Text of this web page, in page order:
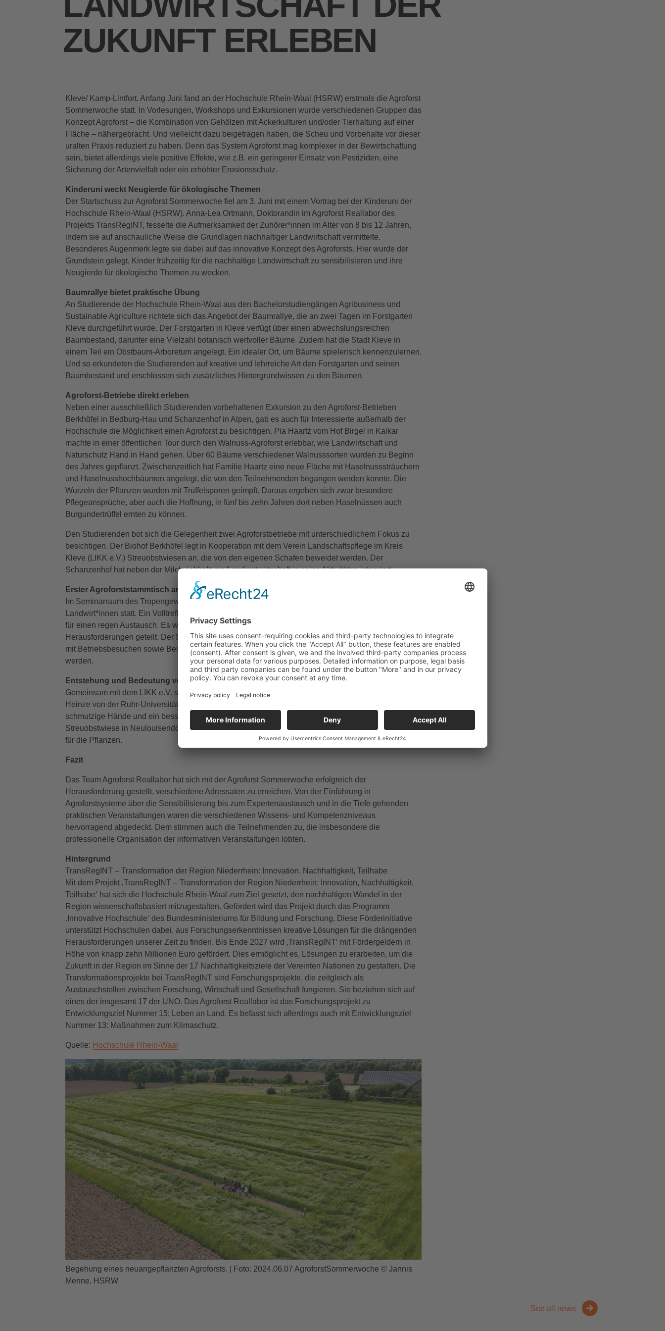
ZUKUNFT ERLEBEN
Kleve/ Kamp-Lintfort. Anfang Juni fand an der Hochschule Rhein-Waal (HSRW) erstmals die Agroforst
Sommerwoche statt. In Vorlesungen, Workshops und Exkursionen wurde verschiedenen Gruppen das
Konzept Agroforst – die Kombination von Gehölzen mit Ackerkulturen und/oder Tierhaltung auf einer
Fläche – nähergebracht. Und vielleicht dazu beigetragen haben, die Scheu und Vorbehalte vor dieser
uralten Praxis reduziert zu haben. Denn das System Agroforst mag komplexer in der Bewirtschaftung
sein, bietet allerdings viele positive Effekte, wie z.B. ein geringerer Einsatz von Pestiziden, eine
Sicherung der Artenvielfalt oder ein erhöhter Erosionsschutz.
Kinderuni weckt Neugierde für ökologische Themen
Der Startschuss zur Agroforst Sommerwoche fiel am 3. Juni mit einem Vortrag bei der Kinderuni der
Hochschule Rhein-Waal (HSRW). Anna-Lea Ortmann, Doktorandin im Agroforst Reallabor des
Projekts TransRegINT, fesselte die Aufmerksamkeit der Zuhörer*innen im Alter von 8 bis 12 Jahren,
indem sie auf anschauliche Weise die Grundlagen nachhaltiger Landwirtschaft vermittelte.
Besonderes Augenmerk legte sie dabei auf das innovative Konzept des Agroforsts. Hier wurde der
Grundstein gelegt, Kinder frühzeitig für die nachhaltige Landwirtschaft zu sensibilisieren und ihre
Neugierde für ökologische Themen zu wecken.
Baumrallye bietet praktische Übung
An Studierende der Hochschule Rhein-Waal aus den Bachelorstudiengängen Agribusiness und
Sustainable Agriculture richtete sich das Angebot der Baumrallye, die an zwei Tagen im Forstgarten
Kleve durchgeführt wurde. Der Forstgarten in Kleve verfügt über einen abwechslungsreichen
Baumbestand, darunter eine Vielzahl botanisch wertvoller Bäume. Zudem hat die Stadt Kleve in
einem Teil ein Obstbaum-Arboretum angelegt. Ein idealer Ort, um Bäume spielerisch kennenzulernen.
Und so erkundeten die Studierenden auf kreative und lehrreiche Art den Forstgarten und seinen
Baumbestand und erschlossen sich zusätzliches Hintergrundwissen zu den Bäumen.
Agroforst-Betriebe direkt erleben
Neben einer ausschließlich Studierenden vorbehaltenen Exkursion zu den Agroforst-Betrieben
Berkhöfel in Bedburg-Hau und Schanzenhof in Alpen, gab es auch für Interessierte außerhalb der
Hochschule die Möglichkeit einen Agroforst zu besichtigen. Pia Haartz vom Hof Birgel in Kalkar
machte in einer öffentlichen Tour durch den Walnuss-Agroforst erlebbar, wie Landwirtschaft und
Naturschutz Hand in Hand gehen. Über 60 Bäume verschiedener Walnusssorten wurden zu Beginn
des Jahres gepflanzt. Zwischenzeitlich hat Familie Haartz eine neue Fläche mit Haselnusssträuchern
und Haselnusshochbäumen angelegt, die von den Teilnehmenden begangen werden konnte. Die
Wurzeln der Pflanzen wurden mit Trüffelsporen geimpft. Daraus ergeben sich zwar besondere
Pflegeansprüche, aber auch die Hoffnung, in fünf bis zehn Jahren dort neben Haselnüssen auch
Burgundertrüffel ernten zu können.
Den Studierenden bot sich die Gelegenheit zwei Agroforstbetriebe mit unterschiedlichem Fokus zu
besichtigen. Der Biohof Berkhöfel legt in Kooperation mit dem Verein Landschaftspflege im Kreis
Kleve (LIKK e.V.) Streuobstwiesen an, die von den eigenen Schafen beweidet werden. Der
Schanzenhof hat neben der Milchviehhaltung Agroforstwirtschaft in seine Aktivitäten integriert.
Erster Agroforststammtisch am Niederrhein
Im Seminarraum des Tropengewächshauses fand am 7. Juni der erste Agroforst-Stammtisch für
Landwirt*innen statt. Ein Volltreffer: Rund 25 Personen aus der landwirtschaftlichen Praxis trafen sich
für einen regen Austausch. Es wurden Fragen gestellt und beantwortet, Erfolge, Ideen und
Herausforderungen geteilt. Der Stammtisch soll in zweimonatlichem Turnus fortgeführt werden und
mit Betriebsbesuchen sowie Besichtigungen künftiger Agroforstflächen in der Region verbunden
werden.
Entstehung und Bedeutung von Böden in Streuobstwiesen
Gemeinsam mit dem LIKK e.V. sorgten Prof. Dr. Florian Wichern von der HSRW und Dr. Stefanie
Heinze von der Ruhr-Universität Bochum in dem Workshop „Boden in Streuobstwiesen“ für
schmutzige Hände und ein besseres Verständnis von Böden. Die Teilnehmenden trafen sich auf einer
Streuobstwiese in Neulouisendorf. Dabei vertieften sie ihr Verständnis für die Bedeutung des Bodens
für die Pflanzen.
Fazit
Das Team Agroforst Reallabor hat sich mit der Agroforst Sommerwoche erfolgreich der
Herausforderung gestellt, verschiedene Adressaten zu erreichen. Von der Einführung in
Agroforstsysteme über die Sensibilisierung bis zum Expertenaustausch und in die Tiefe gehenden
praktischen Veranstaltungen waren die verschiedenen Wissens- und Kompetenzniveaus
hervorragend abgedeckt. Dem stimmen auch die Teilnehmenden zu, die insbesondere die
professionelle Organisation der informativen Veranstaltungen lobten.
Hintergrund
TransRegINT – Transformation der Region Niederrhein: Innovation, Nachhaltigkeit, Teilhabe
Mit dem Projekt ‚TransRegINT – Transformation der Region Niederrhein: Innovation, Nachhaltigkeit,
Teilhabe‘ hat sich die Hochschule Rhein-Waal zum Ziel gesetzt, den nachhaltigen Wandel in der
Region wissenschaftsbasiert mitzugestalten. Gefördert wird das Projekt durch das Programm
‚Innovative Hochschule‘ des Bundesministeriums für Bildung und Forschung. Diese Förderinitiative
unterstützt Hochschulen dabei, aus Forschungserkenntnissen kreative Lösungen für die drängenden
Herausforderungen unserer Zeit zu finden. Bis Ende 2027 wird ‚TransRegINT‘ mit Fördergeldern in
Höhe von knapp zehn Millionen Euro gefördert. Dies ermöglicht es, Lösungen zu erarbeiten, um die
Zukunft in der Region im Sinne der 17 Nachhaltigkeitsziele der Vereinten Nationen zu gestalten. Die
Transformationsprojekte bei TransRegINT sind Forschungsprojekte, die zeitgleich als
Austauschstellen zwischen Forschung, Wirtschaft und Gesellschaft fungieren. Sie beziehen sich auf
eines der insgesamt 17 der UNO. Das Agroforst Reallabor ist das Forschungsprojekt zu
Entwicklungsziel Nummer 15: Leben an Land. Es befasst sich allerdings auch mit Entwicklungsziel
Nummer 13: Maßnahmen zum Klimaschutz.
Quelle: Hochschule Rhein-Waal
Begehung eines neuangepflanzten Agroforsts. | Foto: 2024.06.07 AgroforstSommerwoche © Jannis
Menne, HSRW
See all news